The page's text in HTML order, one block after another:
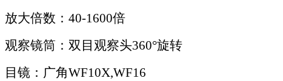
放大倍数：40-1600倍
观察镜筒：双目观察头360°旋转
目镜：广角WF10X,WF16